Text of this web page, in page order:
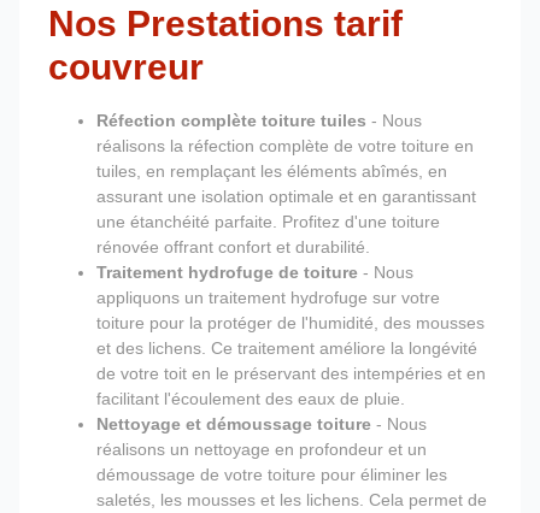
Nos Prestations tarif
couvreur
Réfection complète toiture tuiles - Nous
réalisons la réfection complète de votre toiture en
tuiles, en remplaçant les éléments abîmés, en
assurant une isolation optimale et en garantissant
une étanchéité parfaite. Profitez d'une toiture
rénovée offrant confort et durabilité.
Traitement hydrofuge de toiture - Nous
appliquons un traitement hydrofuge sur votre
toiture pour la protéger de l'humidité, des mousses
et des lichens. Ce traitement améliore la longévité
de votre toit en le préservant des intempéries et en
facilitant l'écoulement des eaux de pluie.
Nettoyage et démoussage toiture - Nous
réalisons un nettoyage en profondeur et un
démoussage de votre toiture pour éliminer les
saletés, les mousses et les lichens. Cela permet de